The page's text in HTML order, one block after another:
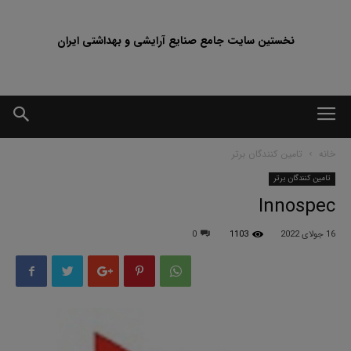
نخستین سایت جامع صنایع آرایشی و بهداشتی ایران
خانه تامین کنندگان برتر
تامین کنندگان برتر
Innospec
16 جولای 2022 1103
0